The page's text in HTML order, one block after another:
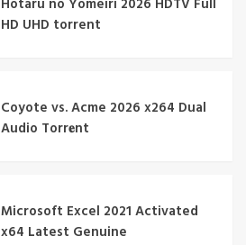
Hotaru no Yomeiri 2026 HDTV Full
HD UHD torrent
Coyote vs. Acme 2026 x264 Dual
Audio Torr𝐞nt
Microsoft Excel 2021 Activated
x64 Latest Genuine